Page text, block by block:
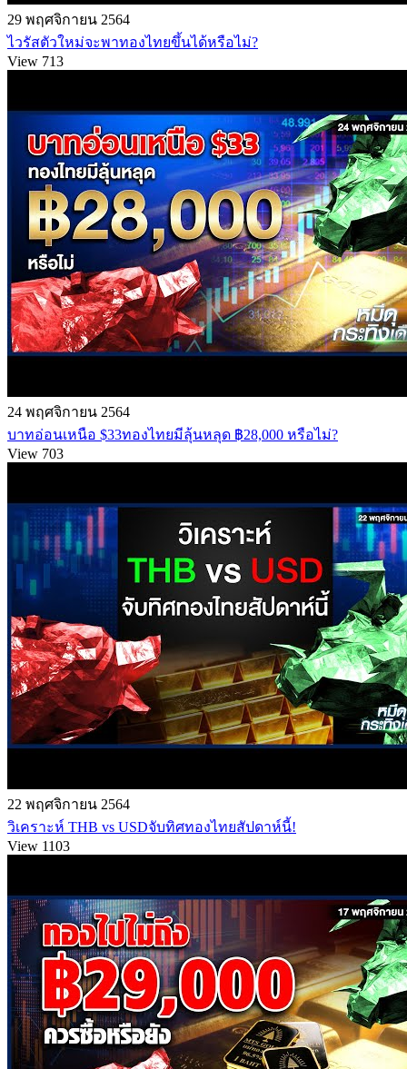
29 พฤศจิกายน 2564
ไวรัสตัวใหม่จะพาทองไทยขึ้นได้หรือไม่?
View 713
24 พฤศจิกายน 2564
บาทอ่อนเหนือ $33ทองไทยมีลุ้นหลุด ฿28,000 หรือไม่?
View 703
22 พฤศจิกายน 2564
วิเคราะห์ THB vs USDจับทิศทองไทยสัปดาห์นี้!
View 1103